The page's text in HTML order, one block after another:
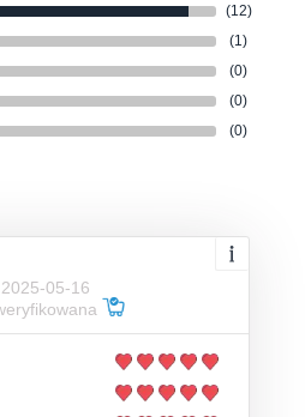
(12)
(1)
(0)
(0)
(0)
05-16